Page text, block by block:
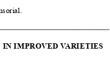
IMPROVED VARIETIES